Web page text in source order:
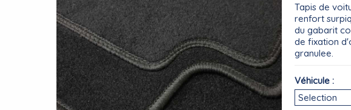
Tapis de
renfort
du gabarit
de fixation
granulee.
Véhicule :